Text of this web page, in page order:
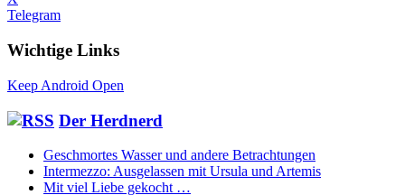
Telegram
Wichtige Links
Keep Android Open
Der Herdnerd
Geschmortes Wasser und andere Betrachtungen
Intermezzo: Ausgelassen mit Ursula und Artemis
Mit viel Liebe gekocht …